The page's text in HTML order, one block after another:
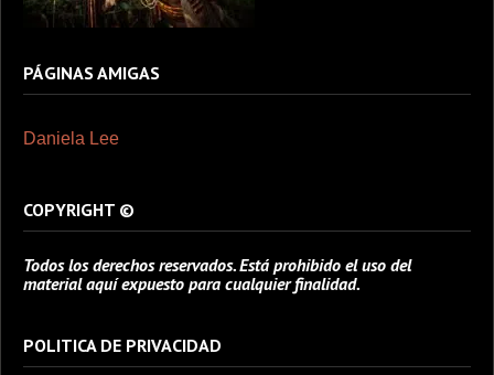
PÁGINAS AMIGAS
Daniela Lee
COPYRIGHT ©
Todos los derechos reservados. Está prohibido el uso del
material aquí expuesto para cualquier finalidad.
POLITICA DE PRIVACIDAD